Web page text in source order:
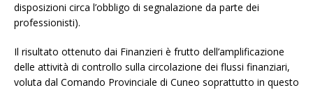
disposizioni circa l’obbligo di segnalazione da parte dei
professionisti).
Il risultato ottenuto dai Finanzieri è frutto dell’amplificazione
delle attività di controllo sulla circolazione dei flussi finanziari,
voluta dal Comando Provinciale di Cuneo soprattutto in questo